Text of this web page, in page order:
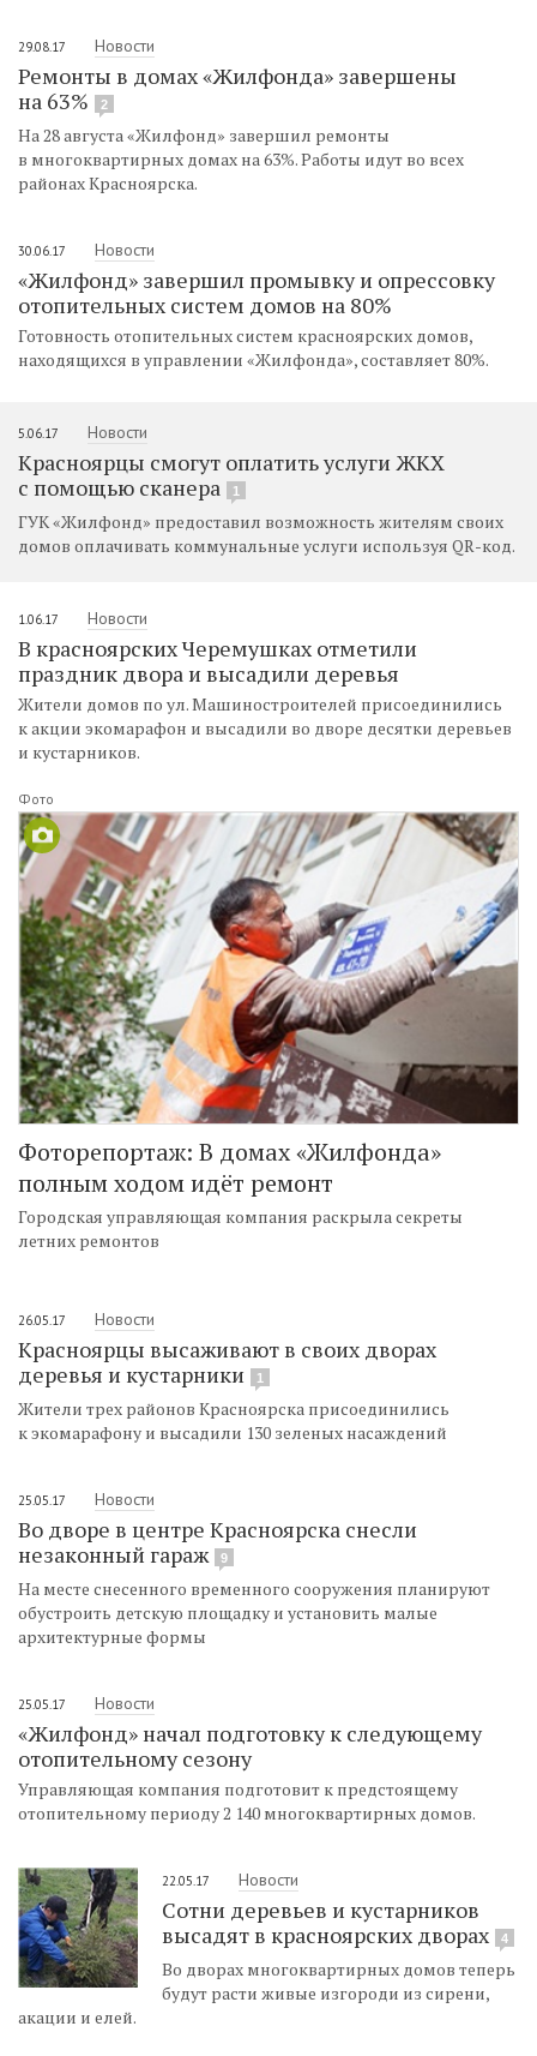
29.08.17 Новости
Ремонты в домах «Жилфонда» завершены
на 63%
2
На 28 августа «Жилфонд» завершил ремонты
в многоквартирных домах на 63%. Работы идут во всех
районах Красноярска.
30.06.17 Новости
«Жилфонд» завершил промывку и опрессовку
отопительных систем домов на 80%
Готовность отопительных систем красноярских домов,
находящихся в управлении «Жилфонда», составляет 80%.
5.06.17 Новости
Красноярцы смогут оплатить услуги ЖКХ
с помощью сканера
1
ГУК «Жилфонд» предоставил возможность жителям своих
домов оплачивать коммунальные услуги используя QR-код.
1.06.17 Новости
В красноярских Черемушках отметили
праздник двора и высадили деревья
Жители домов по ул. Машиностроителей присоединились
к акции экомарафон и высадили во дворе десятки деревьев
и кустарников.
Фото
Фоторепортаж: В домах «Жилфонда»
полным ходом идёт ремонт
Городская управляющая компания раскрыла секреты
летних ремонтов
26.05.17 Новости
Красноярцы высаживают в своих дворах
деревья и кустарники
1
Жители трех районов Красноярска присоединились
к экомарафону и высадили 130 зеленых насаждений
25.05.17 Новости
Во дворе в центре Красноярска снесли
незаконный гараж
9
На месте снесенного временного сооружения планируют
обустроить детскую площадку и установить малые
архитектурные формы
25.05.17 Новости
«Жилфонд» начал подготовку к следующему
отопительному сезону
Управляющая компания подготовит к предстоящему
отопительному периоду 2 140 многоквартирных домов.
22.05.17 Новости
Сотни деревьев и кустарников
высадят в красноярских дворах
4
Во дворах многоквартирных домов теперь
будут расти живые изгороди из сирени,
акации и елей.